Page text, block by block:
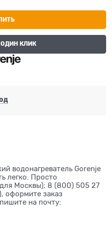
ОДИН КЛИК
водонагреватель Gorenje
легко. Просто
Москвы); 8 (800) 505 27
оформите заказ
на почту: